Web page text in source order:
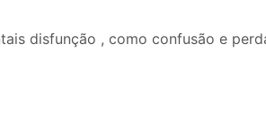
disfunção , como confusão e